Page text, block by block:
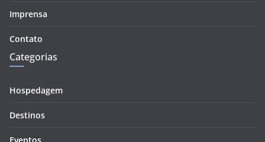
Imprensa
Contato
Categorias
Hospedagem
Destinos